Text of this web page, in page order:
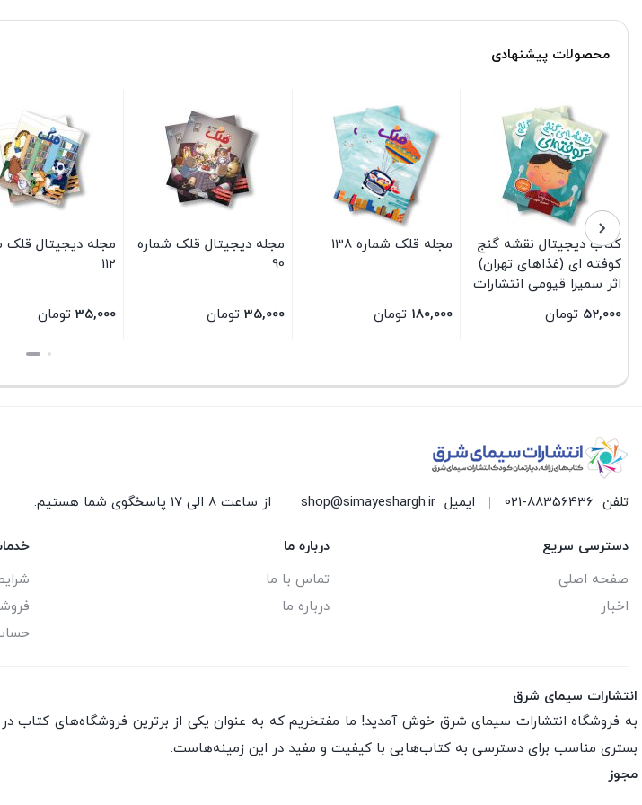
محصولات پیشنهادی
کتاب دیجیتال نقشه گنج
کوفته ای (غذاهای تهران)
اثر سمیرا قیومی انتشارات
52,000 تومان
مجله قلک شماره 138
180,000 تومان
مجله دیجیتال قلک شماره
90
35,000 تومان
مجله دیجیتال قلک
112
35,000 تومان
تلفن 021-88356436 ایمیل shop@simayeshargh.ir از ساعت 8 الی 17 پاسخگوی شما هستیم.
دسترسی سریع
صفحه اصلی
اخبار
درباره ما
تماس با ما
درباره ما
انتشارات سیمای شرق
به فروشگاه انتشارات سیمای شرق خوش آمدید! ما مفتخریم که به عنوان یکی از برترین فروشگاه‌های کتاب
بستری مناسب برای دسترسی به کتاب‌هایی با کیفیت و مفید در این زمینه‌هاست.
مجوز